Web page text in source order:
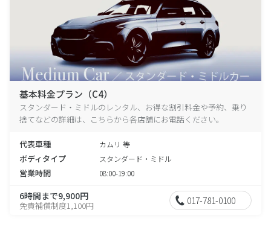
基本料金プラン（C4）
スタンダード・ミドルのレンタル、お得な割引料金や予約、乗り
捨てなどの詳細は、こちらから各店舗にお電話ください。
代表車種 カムリ 等
ボディタイプ スタンダード・ミドル
営業時間 08:00-19:00
6時間まで9,900円
免責補償制度1,100円 017-781-0100